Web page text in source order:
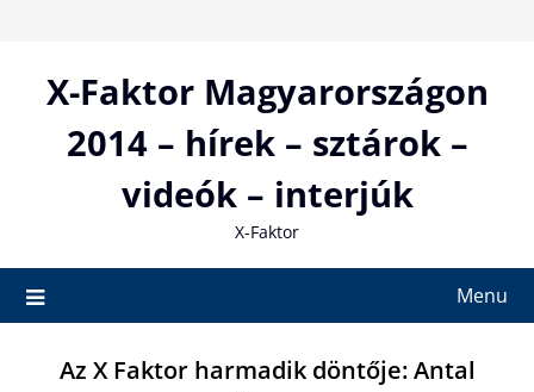
contentX-Faktor Magyarországon
2014 – hírek – sztárok –
videók – interjúk
X-Faktor
Menu
Az X Faktor harmadik döntője: Antal